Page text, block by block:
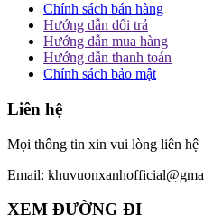
Chính sách bán hàng
Hướng dẫn dổi trả
Hướng dẫn mua hàng
Hướng dẫn thanh toán
Chính sách bảo mật
Liên hệ
Mọi thông tin xin vui lòng liên hệ
Email:
XEM ĐƯỜNG ĐI